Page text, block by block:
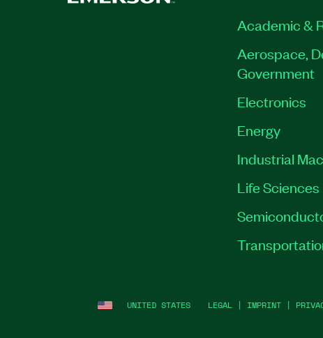
Academic &
Aerospace,
Government
Electronics
Energy
Industrial
Life Sciences
UNITED STATES LEGAL | IMPRINT |